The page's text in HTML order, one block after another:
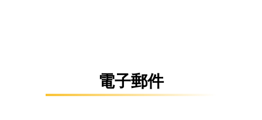
電子郵件